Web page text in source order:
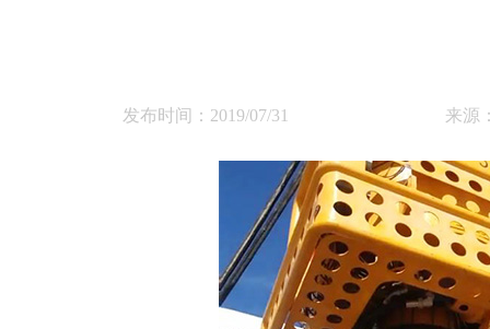
发布时间：2019/07/31 来源